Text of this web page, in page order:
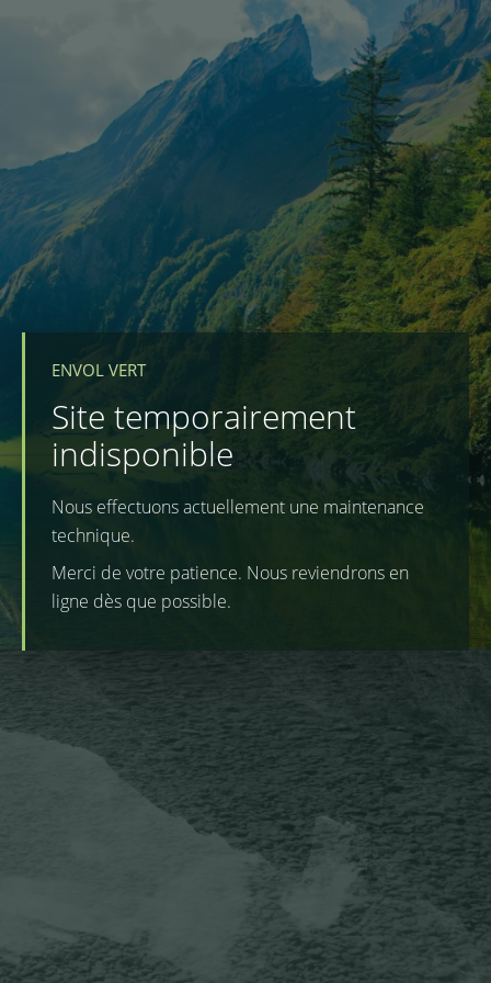
ENVOL VERT
Site temporairement
indisponible
Nous effectuons actuellement une maintenance
technique.
Merci de votre patience. Nous reviendrons en
ligne dès que possible.